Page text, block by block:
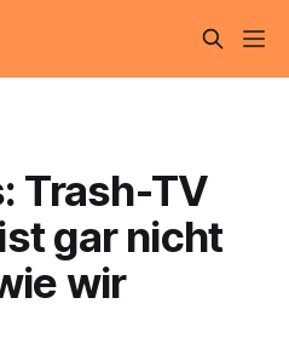
Trash-TV
gar nicht
wir